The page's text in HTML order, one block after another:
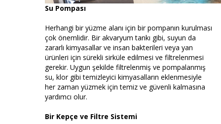
Su Pompası
Herhangi bir yüzme alanı için bir pompanın kurulması
çok önemlidir. Bir akvaryum tankı gibi, suyun da
zararlı kimyasallar ve insan bakterileri veya yan
ürünleri için sürekli sirküle edilmesi ve filtrelenmesi
gerekir. Uygun şekilde filtrelenmiş ve pompalanmış
su, klor gibi temizleyici kimyasalların eklenmesiyle
her zaman yüzmek için temiz ve güvenli kalmasına
yardımcı olur.
Bir Kepçe ve Filtre Sistemi